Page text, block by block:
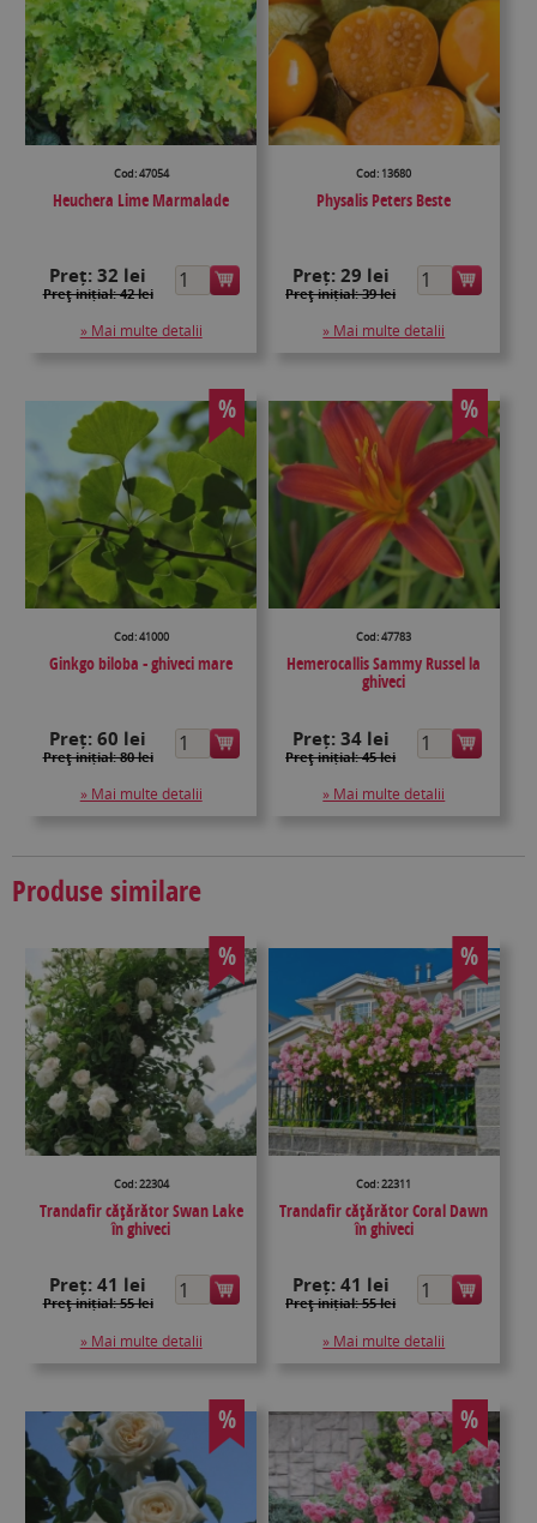
Cod: 47054
Heuchera Lime Marmalade
Preț:32 lei
Preţ inițial: 42 lei
» Mai multe detalii
Cod: 13680
Physalis Peters Beste
Preț: 29 lei
Preţ inițial: 39 lei
» Mai multe detalii
%
Cod: 41000
Ginkgo biloba - ghiveci mare
Preț:60 lei
Preţ inițial: 80 lei
» Mai multe detalii
%
Cod: 47783
Hemerocallis Sammy Russel la
ghiveci
Preț: 34 lei
Preţ inițial: 45 lei
» Mai multe detalii
Produse similare
%
Cod: 22304
Trandafir căţărător Swan Lake
în ghiveci
Preț:41 lei
Preţ inițial: 55 lei
» Mai multe detalii
%
Cod: 22311
Trandafir căţărător Coral Dawn
în ghiveci
Preț: 41 lei
Preţ inițial: 55 lei
» Mai multe detalii
% %